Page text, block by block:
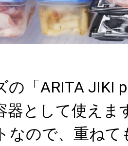
の「ARITA JIKI
器として使えま
なので、重ねて